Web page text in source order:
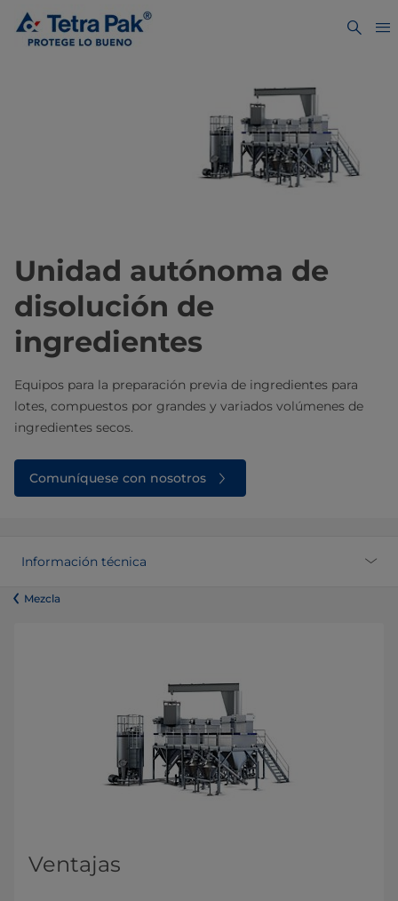
Unidad autónoma de
disolución de
ingredientes
Equipos para la preparación previa de ingredientes para
lotes, compuestos por grandes y variados volúmenes de
ingredientes secos.
Comuníquese con nosotros
Información técnica
​​​​​​​​​​​​​​​​​​​​​​​​Mezcla
Ventajas